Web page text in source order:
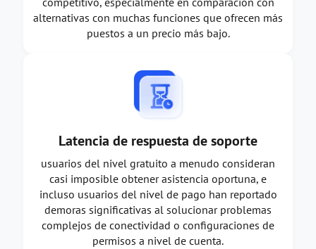
alternativas con muchas funciones que ofrecen más
puestos a un precio más bajo.
Latencia de respuesta de soporte
usuarios del nivel gratuito a menudo consideran
casi imposible obtener asistencia oportuna, e
incluso usuarios del nivel de pago han reportado
demoras significativas al solucionar problemas
complejos de conectividad o configuraciones de
permisos a nivel de cuenta.